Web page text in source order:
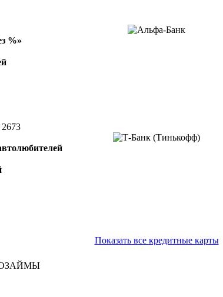
%»
Показать все кредитные карты